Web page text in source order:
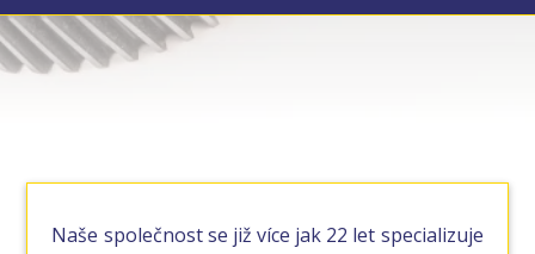
Naše společnost se již více jak 22 let specializuje